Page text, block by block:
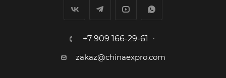
+7 909 166-29-61
zakaz@chinaexpro.com